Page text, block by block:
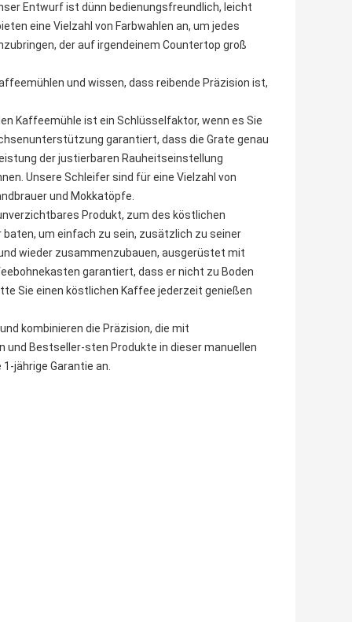
Entwurf ist dünn bedienungsfreundlich, leicht
eine Vielzahl von Farbwahlen an, um jedes
der auf irgendeinem Countertop groß
und wissen, dass reibende Präzision ist,
Kaffeemühle ist ein Schlüsselfaktor, wenn es Sie
garantiert, dass die Grate genau
der justierbaren Rauheitseinstellung
Unsere Schleifer sind für eine Vielzahl von
und Mokkatöpfe.
Produkt, zum des köstlichen
um einfach zu sein, zusätzlich zu seiner
wieder zusammenzubauen, ausgerüstet mit
garantiert, dass er nicht zu Boden
Sie einen köstlichen Kaffee jederzeit genießen
kombinieren die Präzision, die mit
Bestseller-sten Produkte in dieser manuellen
jährige Garantie an.